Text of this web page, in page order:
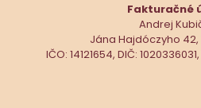
Fakturačné
Andrej
Jána Hajdóczyho 42,
IČO: 14121654, DIČ: